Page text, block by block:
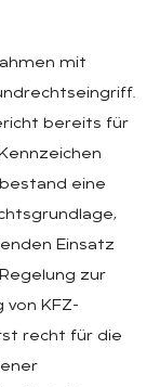
mit
bereits für
eine
Einsatz
zur
von KFZ-
recht für die